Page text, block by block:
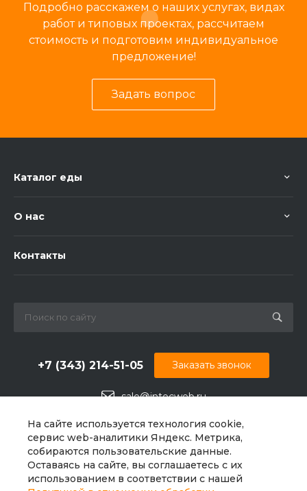
На сайте используется технология cookie,
сервис web-аналитики Яндекс. Метрика,
собираются пользовательские данные.
Оставаясь на сайте, вы соглашаетесь с их
использованием в соответствии с нашей
Подробно расскажем о наших услугах, видах
работ и типовых проектах, рассчитаем
стоимость и подготовим индивидуальное
предложение!
Задать вопрос
Каталог еды
О нас
Контакты
sale@intecweb.ru
+7 (343) 214-51-05
г. Екатеринбург, Николаевское ш., 23
Заказать звонок